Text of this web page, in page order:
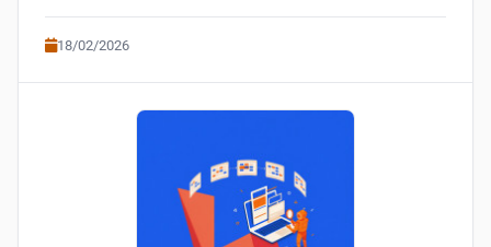
18/02/2026